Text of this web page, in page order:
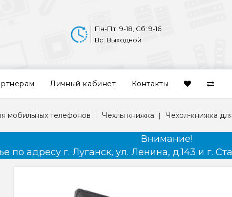
Пн-Пт: 9-18, Сб: 9-16
Вс: Выходной
Личный кабинет Контакты
мобильных телефонов Чехлы книжка Чехол-книжка
Внимание!
по адресу г. Луганск, ул. Ленина, д.143 и г.